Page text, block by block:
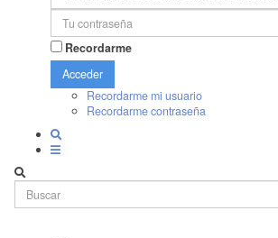
Recordarme
Acceder
Recordarme mi usuario
Recordarme contraseña